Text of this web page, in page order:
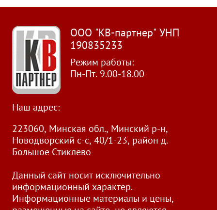
ООО "КВ-партнер" УНП
190835233
Режим работы:
Пн-Пт. 9.00-18.00
Наш адрес:
223060, Минская обл., Минский р-н,
Новодворский с-с, 40/1-23, район д.
Большое Стиклево
Данный сайт носит исключительно
информационный характер.
Информационные материалы и цены,